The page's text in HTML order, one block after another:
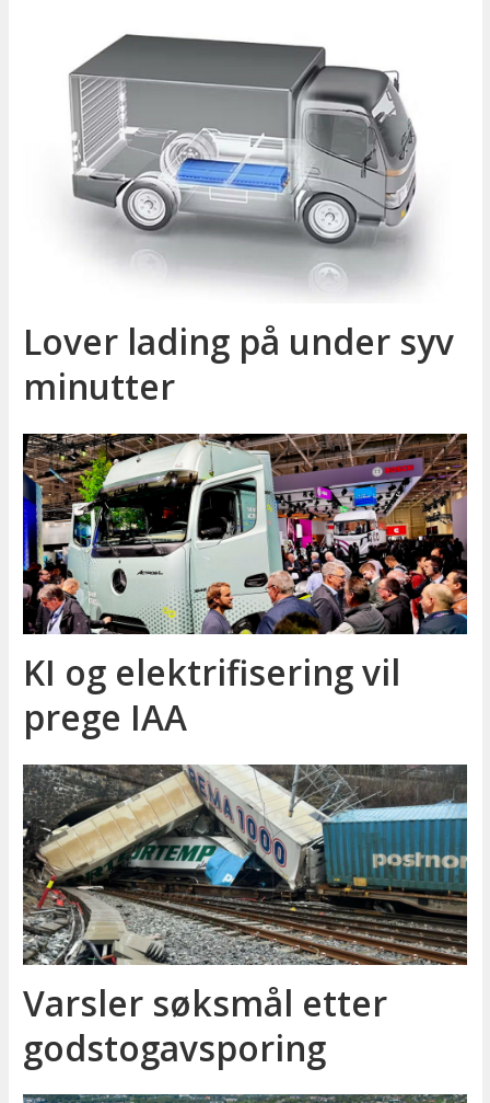
Lover lading på under syv
minutter
KI og elektrifisering vil
prege IAA
Varsler søksmål etter
godstog­avsporing